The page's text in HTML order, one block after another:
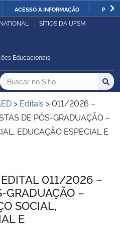
IR
ACESSO À INFORMAÇÃO
Abastecimento
SÍTIOS DA UFSM
Educacionais
Sítio
Busca
Buscar no no Sítio
Busca:
> Editais >011/2026 –
DE PÓS-GRADUAÇÃO –
EDUCAÇÃO ESPECIAL E
011/2026 –
GRADUAÇÃO –
SOCIAL,
E